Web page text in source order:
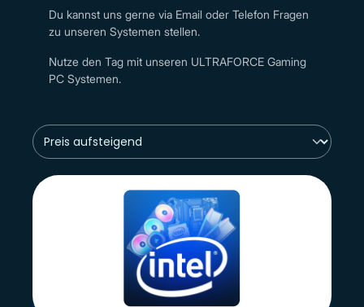
Du kannst uns gerne via Email oder Telefon Fragen
zu unseren Systemen stellen.
Nutze den Tag mit unseren ULTRAFORCE Gaming
PC Systemen.